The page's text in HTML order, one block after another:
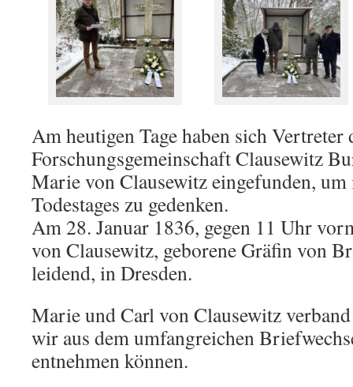
Am heutigen Tage haben sich Vertreter
Forschungsgemeinschaft Clausewitz
Marie von Clausewitz eingefunden, um
Todestages zu gedenken.
Am 28. Januar 1836, gegen 11 Uhr
von Clausewitz, geborene Gräfin von
leidend, in Dresden.
Marie und Carl von Clausewitz
wir aus dem umfangreichen
entnehmen können.